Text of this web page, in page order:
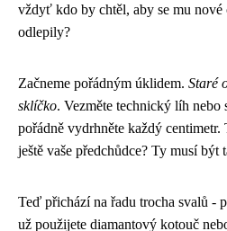
vždyť kdo by chtěl, aby se mu nové
odlepily?
Začneme pořádným úklidem. Staré
sklíčko. Vezměte technický líh nebo
pořádně vydrhněte každý centimetr.
ještě vaše předchůdce? Ty musí být
Teď přichází na řadu trocha svalů -
už použijete diamantový kotouč